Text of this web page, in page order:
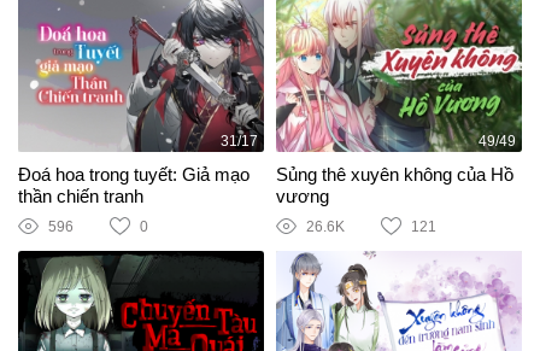
31/17
Đoá hoa trong tuyết: Giả mạo
thần chiến tranh
596 0
49/49
Sủng thê xuyên không của Hồ
vương
26.6K 121